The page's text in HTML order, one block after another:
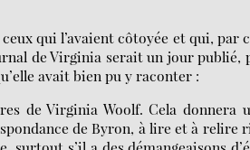
qui l’avaient côtoyée et qui,
de Virginia serait un jour
avait bien pu y raconter :
de Virginia Woolf. Cela donnera
de Byron, à lire et à relire